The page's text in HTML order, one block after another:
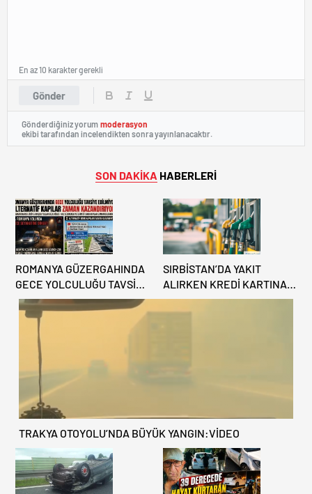
Gönder
En az 10 karakter gerekli
Gönderdiğiniz yorum moderasyon
ekibi tarafından incelendikten sonra yayınlanacaktır.
SON DAKİKA HABERLERİ
ROMANYA GÜZERGAHINDA
GECE YOLCULUĞU TAVSİYE
EDİLMİYOR: ALTERNATİF
KAPILAR ZAMAN
KAZANDIRIYOR!
SIRBİSTAN’DA YAKIT
ALIRKEN KREDİ KARTINA
DİKKAT: MAĞDUR
OLMAYIN!
TRAKYA OTOYOLU’NDA BÜYÜK YANGIN:VİDEO